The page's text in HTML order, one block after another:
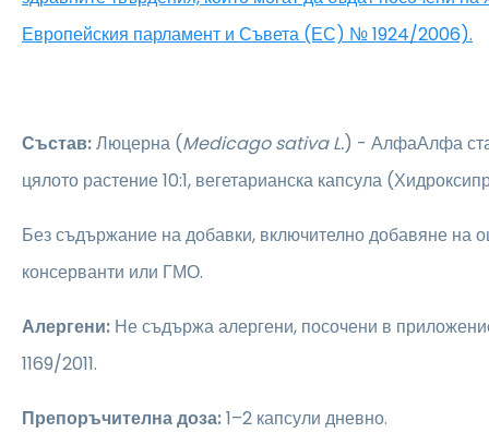
Европейския парламент и Съвета (ЕС) № 1924/2006).
Състав:Люцерна (Medicago sativa L.) - АлфаАлфа
цялото растение 10:1, вегетарианска капсула
Без съдържание на добавки, включително добавяне на
консерванти или ГМО.
Алергени: Не съдържа алергени, посочени в
1169/2011.
Препоръчителна доза:1–2 капсули дневно.